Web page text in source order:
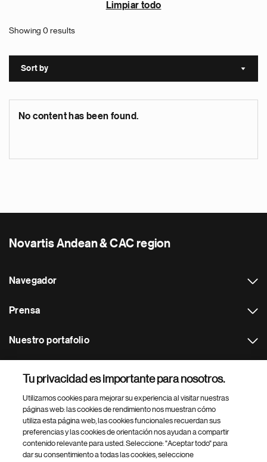
Limpiar todo
Showing 0 results
Sort by Sort
No content has been found.
Novartis Andean & CAC region
Navegador
Prensa
Nuestro portafolio
Footer Site Search
Tu privacidad es importante para nosotros.
Utilizamos cookies para mejorar su experiencia al visitar nuestras
páginas web: las cookies de rendimiento nos muestran cómo
utiliza esta página web, las cookies funcionales recuerdan sus
preferencias y las cookies de orientación nos ayudan a compartir
contenido relevante para usted. Seleccione: "Aceptar todo" para
dar su consentimiento a todas las cookies, seleccione